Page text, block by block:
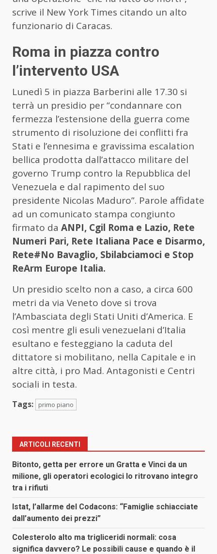
scrive il New York Times citando un alto
funzionario di Caracas.
Roma in piazza contro
l’intervento USA
Lunedì 5 in piazza Barberini alle 17.30 si
terrà un presidio per “condannare con
fermezza l’estensione della guerra come
strumento di risoluzione dei conflitti fra
Stati e l’ennesima e gravissima escalation
bellica prodotta dall’attacco militare del
governo Trump contro la Repubblica del
Venezuela e dal rapimento del suo
presidente Nicolas Maduro”. Parole affidate
ad un comunicato stampa congiunto
firmato da ANPI, Cgil Roma e Lazio, Rete
Numeri Pari, Rete Italiana Pace e Disarmo,
Rete#No Bavaglio, Sbilabciamoci e Stop
ReArm Europe Italia.
Un presidio scelto non a caso, a circa 600
metri da via Veneto dove si trova
l’Ambasciata degli Stati Uniti d’America. E
così mentre gli esuli venezuelani d’Italia
esultano e festeggiano la caduta del
dittatore si mobilitano, nella Capitale e in
altre città, i pro Mad. Antagonisti e Centri
sociali in testa.
Tags: primo piano
ARTICOLI RECENTI
Bitonto, getta per errore un Gratta e Vinci da un
milione, gli operatori ecologici lo ritrovano integro
tra i rifiuti
Istat, l’allarme del Codacons: “Famiglie schiacciate
dall’aumento dei prezzi”
Colesterolo alto ma trigliceridi normali: cosa
significa davvero? Le possibili cause e quando è il